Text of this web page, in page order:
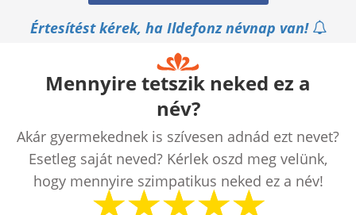
Értesítést kérek, ha Ildefonz névnap van!
Mennyire tetszik neked ez a
név?
Akár gyermekednek is szívesen adnád ezt nevet?
Esetleg saját neved? Kérlek oszd meg velünk,
hogy mennyire szimpatikus neked ez a név!